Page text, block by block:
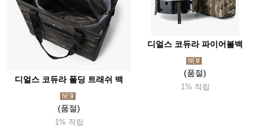
디얼스 코듀라 폴딩 트래쉬 백
(품절)
1% 적립
디얼스 코듀라 파이어볼백
(품절)
1% 적립